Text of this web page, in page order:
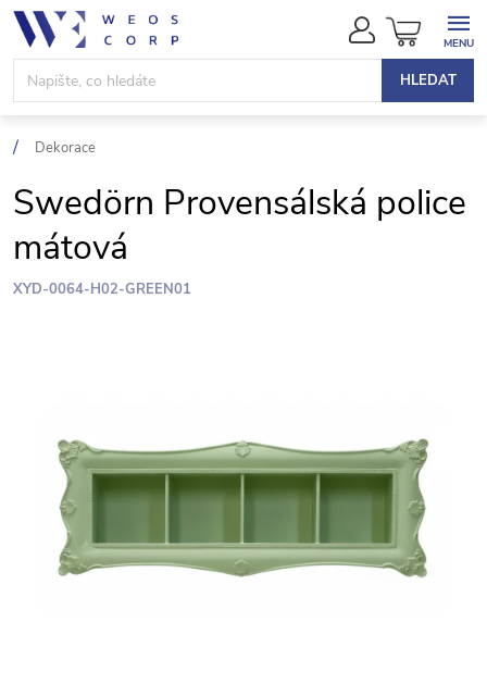
Přejít
obsah
HLEDAT
NÁKUPNÍ
KOŠÍK
Dekorace
Swedörn Provensálská police
mátová
XYD-0064-H02-GREEN01